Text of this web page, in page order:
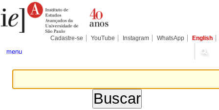
para
conteúdo.
Pessoais
Cadastre-se YouTube Instagram WhatsApp English
menu